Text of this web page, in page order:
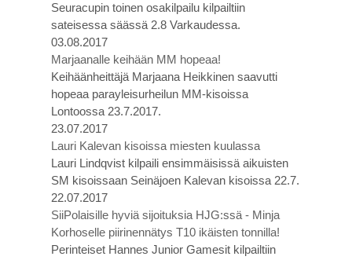
Seuracupin toinen osakilpailu kilpailtiin
sateisessa säässä 2.8 Varkaudessa.
03.08.2017
Marjaanalle keihään MM hopeaa!
Keihäänheittäjä Marjaana Heikkinen saavutti
hopeaa parayleisurheilun MM-kisoissa
Lontoossa 23.7.2017.
23.07.2017
Lauri Kalevan kisoissa miesten kuulassa
Lauri Lindqvist kilpaili ensimmäisissä aikuisten
SM kisoissaan Seinäjoen Kalevan kisoissa 22.7.
22.07.2017
SiiPolaisille hyviä sijoituksia HJG:ssä - Minja
Korhoselle piirinennätys T10 ikäisten tonnilla!
Perinteiset Hannes Junior Gamesit kilpailtiin